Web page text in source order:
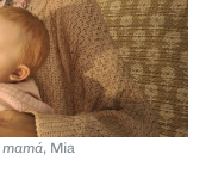
mamá, Mia